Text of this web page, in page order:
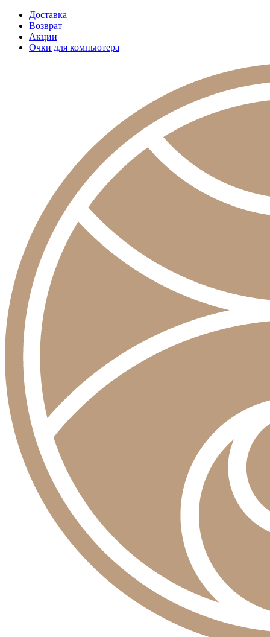
Доставка
Возврат
Акции
Очки для компьютера